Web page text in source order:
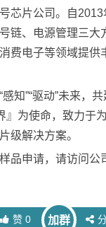
芯片公司。自2013
链、电源管理三大
费电子等领域提供
知”“驱动”未来，
』为使命，致力于
级解决方案。
品申请，请访问公
赞 0 加群